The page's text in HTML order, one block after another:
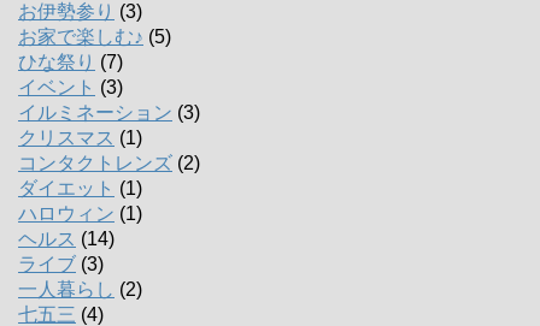
お伊勢参り (3)
お家で楽しむ♪ (5)
ひな祭り (7)
イベント (3)
イルミネーション (3)
クリスマス (1)
コンタクトレンズ (2)
ダイエット (1)
ハロウィン (1)
ヘルス (14)
ライブ (3)
一人暮らし (2)
七五三 (4)